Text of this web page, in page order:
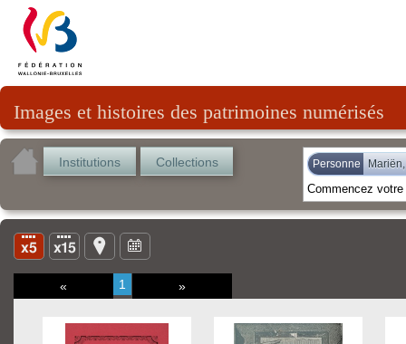
Images et histoires des patrimoines numérisés
Institutions Collections Personne
« 1 »